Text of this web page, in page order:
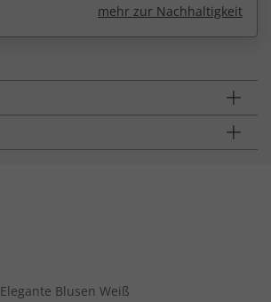
mehr zur Nachhaltigkeit
Elegante Blusen Weiß